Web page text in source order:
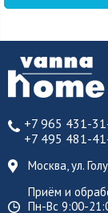
+7 965 431-
+7 495 481-
Москва, ул.
Приём и
Пн-Вс 9:00-